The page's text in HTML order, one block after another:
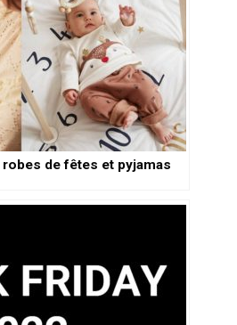
de fêtes et pyjamas